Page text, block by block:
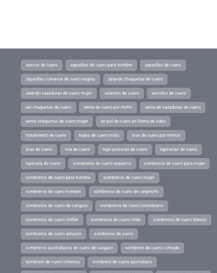
zuecos de cuero zapatillas de cuero para hombre zapatillas de cuero
zapatillas converse de cuero negras zalando chaquetas de cuero
zalando cazadoras de cuero mujer volantes de cuero vestidos de cuero
ver chaquetas de cuero venta de cuero por metro venta de cazadoras de cuero
venta chaquetas de cuero mujer un puf de cuero en forma de cubo
tratamiento de cuero trajes de cuero moto tiras de cuero por metros
tiras de cuero tela de cuero tejer pulseras de cuero tapicerias de cuero
tapicería de cuero sombreros de cuero vaqueros sombreros de cuero para mujer
sombreros de cuero para hombre sombreros de cuero mujer
sombreros de cuero hombre sombreros de cuero de carpincho
sombreros de cuero de canguro sombreros de cuero colombiano
sombreros de cuero chillán sombreros de cuero chile sombreros de cuero blanco
sombreros de cuero amazon sombreros de cuero
sombreros australianos de cuero de canguro sombrero de cuero comodo
sombrero de cuero chilenos sombrero de cuero australiano